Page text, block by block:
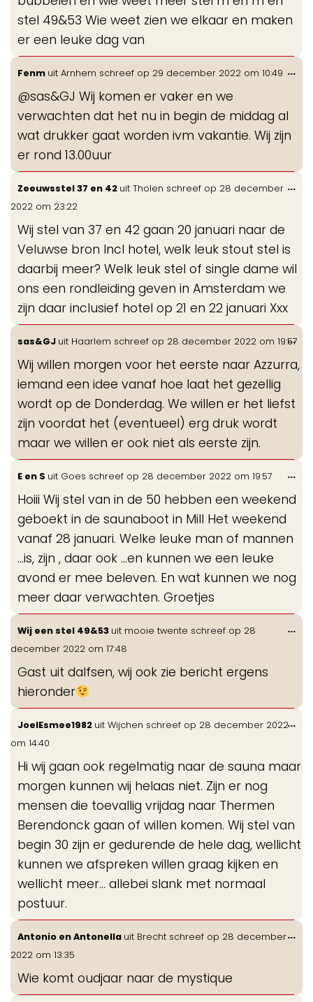
stel 49&53 Wie weet zien we elkaar en maken
er een leuke dag van
Fenm uit Arnhem schreef op 29 december 2022 om 10:49
@sas&GJ Wij komen er vaker en we
verwachten dat het nu in begin de middag al
wat drukker gaat worden ivm vakantie. Wij zijn
er rond 13.00uur
...
Zeeuwsstel 37 en 42 uit Tholen schreef op 28 december
2022 om 23:22
Wij stel van 37 en 42 gaan 20 januari naar de
Veluwse bron Incl hotel, welk leuk stout stel is
daarbij meer? Welk leuk stel of single dame wil
ons een rondleiding geven in Amsterdam we
zijn daar inclusief hotel op 21 en 22 januari Xxx
...
sas&GJ uit Haarlem schreef op 28 december 2022 om 19:57
Wij willen morgen voor het eerste naar Azzurra,
iemand een idee vanaf hoe laat het gezellig
wordt op de Donderdag. We willen er het liefst
zijn voordat het (eventueel) erg druk wordt
maar we willen er ook niet als eerste zijn.
...
E en S uit Goes schreef op 28 december 2022 om 19:57
Hoiii Wij stel van in de 50 hebben een weekend
geboekt in de saunaboot in Mill Het weekend
vanaf 28 januari. Welke leuke man of mannen
...is, zijn , daar ook ...en kunnen we een leuke
avond er mee beleven. En wat kunnen we nog
meer daar verwachten. Groetjes
...
Wij een stel 49&53 uit mooie twente schreef op 28
december 2022 om 17:48
Gast uit dalfsen, wij ook zie bericht ergens
hieronder
...
JoelEsmee1982 uit Wijchen schreef op 28 december 2022
om 14:40
Hi wij gaan ook regelmatig naar de sauna maar
morgen kunnen wij helaas niet. Zijn er nog
mensen die toevallig vrijdag naar Thermen
Berendonck gaan of willen komen. Wij stel van
begin 30 zijn er gedurende de hele dag, wellicht
kunnen we afspreken willen graag kijken en
wellicht meer… allebei slank met normaal
postuur.
...
Antonio en Antonella uit Brecht schreef op 28 december
2022 om 13:35
Wie komt oudjaar naar de mystique
...